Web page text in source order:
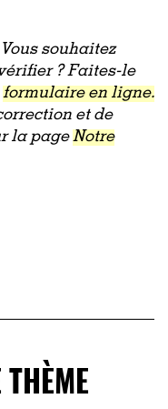
souhaitez
? Faites-le
formulaire en ligne.
et de
la pageNotre